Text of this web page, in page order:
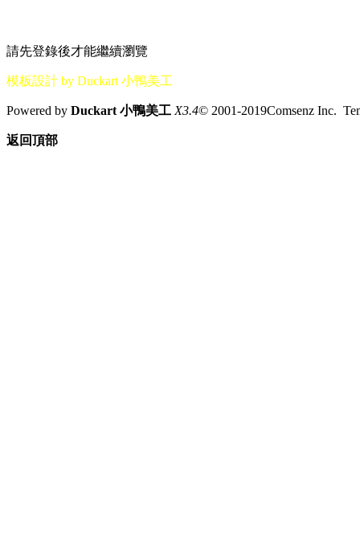
請先登錄後才能繼續瀏覽
模板設計 by Duckart 小鴨美工
Powered by Duckart 小鴨美工 X3.4© 2001-2019Comsenz Inc.
返回頂部